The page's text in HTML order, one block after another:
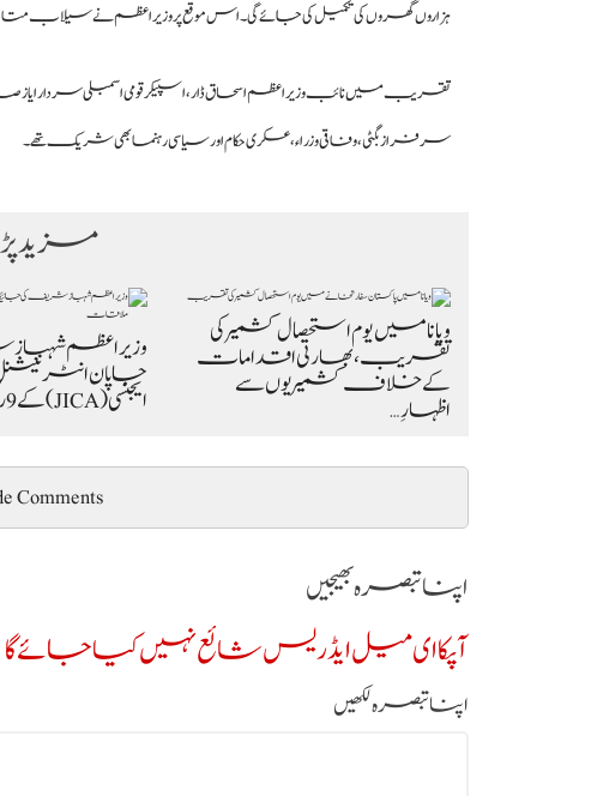
ہزاروں گھروں کی تکمیل کی جائے گی۔ اس موقع پر وزیراعظم نے سیلاب
تقریب میں نائب وزیراعظم اسحاق ڈار، اسپیکر قومی اسمبلی سردار ایاز
سرفراز بگٹی، وفاقی وزراء، عسکری حکام اور سیاسی رہنما بھی شریک تھے۔
مزید
وزیراعظم
جاپان
ایجنسی (JICA) کے 9 رکنی وفد کی…
ویانا میں یوم استحصال کشمیر کی
تقریب، بھارتی اقدامات
کے خلاف کشمیریوں سے
اظہارِ…
Comments
اپنا تبصرہ بھیجیں
آپکا ای میل ایڈریس شائع نہیں کیا جائے گا
اپنا تبصرہ لکھیں